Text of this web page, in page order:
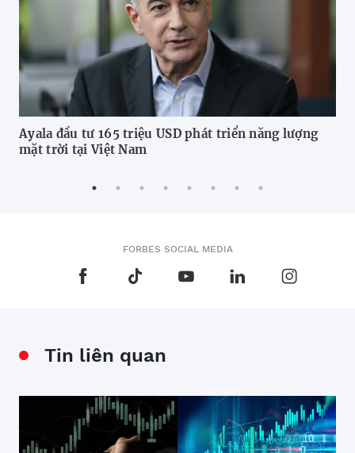
Ayala đầu tư 165 triệu USD phát triển năng lượng
mặt trời tại Việt Nam
FORBES SOCIAL MEDIA
Tin liên quan